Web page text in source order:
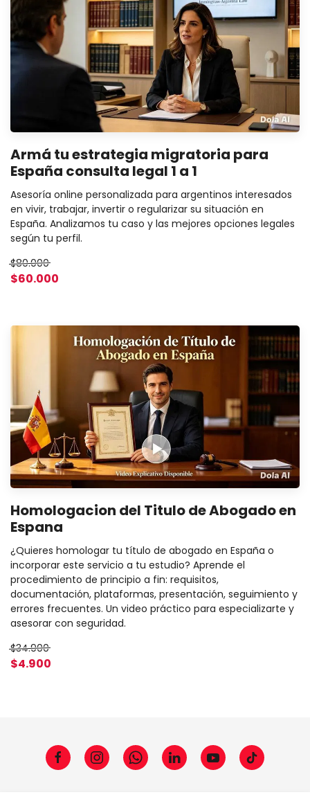
Armá tu estrategia migratoria para
España consulta legal 1 a 1
Asesoría online personalizada para argentinos interesados
en vivir, trabajar, invertir o regularizar su situación en
España. Analizamos tu caso y las mejores opciones legales
según tu perfil.
$80.000
$60.000
Homologacion del Titulo de Abogado en
Espana
¿Quieres homologar tu título de abogado en España o
incorporar este servicio a tu estudio? Aprende el
procedimiento de principio a fin: requisitos,
documentación, plataformas, presentación, seguimiento y
errores frecuentes. Un video práctico para especializarte y
asesorar con seguridad.
$34.900
$4.900